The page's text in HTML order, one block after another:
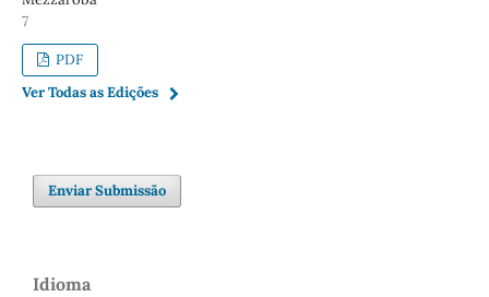
7
PDF
Ver Todas as Edições
Enviar Submissão
Idioma